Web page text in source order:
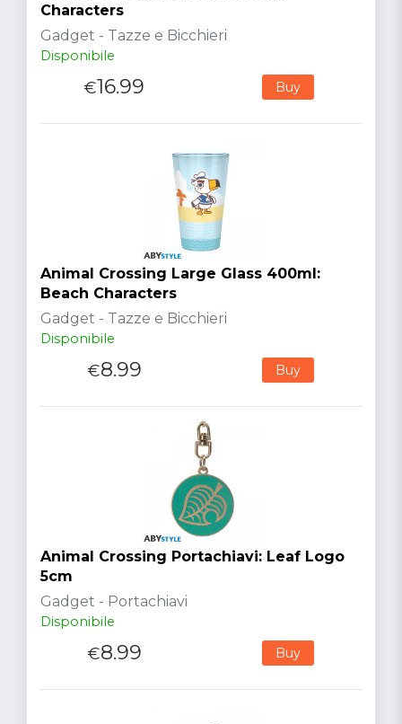
Characters
Gadget - Tazze e Bicchieri
Disponibile
€16.99 Buy
Animal Crossing Large Glass 400ml:
Beach Characters
Gadget - Tazze e Bicchieri
Disponibile
€8.99 Buy
Animal Crossing Portachiavi: Leaf Logo
5cm
Gadget - Portachiavi
Disponibile
€8.99 Buy